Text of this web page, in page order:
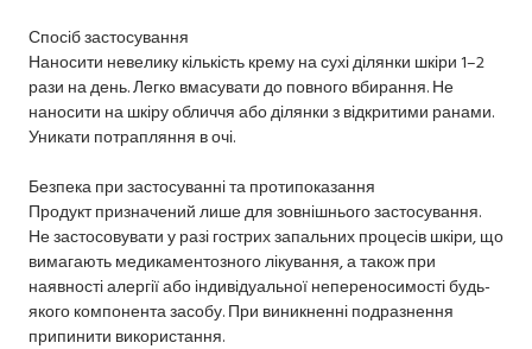
Спосіб застосування
Наносити невелику кількість крему на сухі ділянки шкіри 1–2
рази на день. Легко вмасувати до повного вбирання. Не
наносити на шкіру обличчя або ділянки з відкритими ранами.
Уникати потрапляння в очі.
Безпека при застосуванні та протипоказання
Продукт призначений лише для зовнішнього застосування.
Не застосовувати у разі гострих запальних процесів шкіри, що
вимагають медикаментозного лікування, а також при
наявності алергії або індивідуальної непереносимості будь-
якого компонента засобу. При виникненні подразнення
припинити використання.